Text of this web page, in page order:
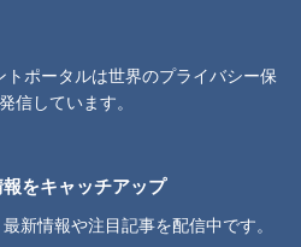
ポータルは世界のプライバシー保
信しています。
をキャッチアップ
新情報や注目記事を配信中です。